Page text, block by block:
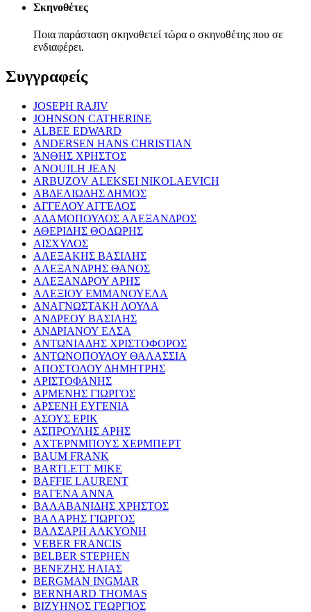
Σκηνοθέτες
Ποια παράσταση σκηνοθετεί τώρα ο σκηνοθέτης που σε
ενδιαφέρει.
Συγγραφείς
JOSEPH RAJIV
JOHNSON CATHERINE
ALBEE EDWARD
ANDERSEN HANS CHRISTIAN
ΆΝΘΗΣ ΧΡΗΣΤΟΣ
ANOUILH JEAN
ARBUZOV ALEKSEI NIKOLAEVICH
ΑΒΔΕΛΙΩΔΗΣ ΔΗΜΟΣ
ΑΓΓΕΛΟΥ ΑΓΓΕΛΟΣ
ΑΔΑΜΟΠΟΥΛΟΣ ΑΛΕΞΑΝΔΡΟΣ
ΑΘΕΡΙΔΗΣ ΘΟΔΩΡΗΣ
ΑΙΣΧΥΛΟΣ
ΑΛΕΞΑΚΗΣ ΒΑΣΙΛΗΣ
ΑΛΕΞΑΝΔΡΗΣ ΘΑΝΟΣ
ΑΛΕΞΑΝΔΡΟΥ ΑΡΗΣ
ΑΛΕΞΙΟΥ ΕΜΜΑΝΟΥΕΛΑ
ΑΝΑΓΝΩΣΤΑΚΗ ΛΟΥΛΑ
ΑΝΔΡΕΟΥ ΒΑΣΙΛΗΣ
ΑΝΔΡΙΑΝΟΥ ΕΛΣΑ
ΑΝΤΩΝΙΑΔΗΣ ΧΡΙΣΤΟΦΟΡΟΣ
ΑΝΤΩΝΟΠΟΥΛΟΥ ΘΑΛΑΣΣΙΑ
ΑΠΟΣΤΟΛΟΥ ΔΗΜΗΤΡΗΣ
ΑΡΙΣΤΟΦΑΝΗΣ
ΑΡΜΕΝΗΣ ΓΙΩΡΓΟΣ
ΑΡΣΕΝΗ ΕΥΓΕΝΙΑ
ΑΣΟΥΣ ΕΡΙΚ
ΑΣΠΡΟΥΛΗΣ ΑΡΗΣ
ΑΧΤΕΡΝΜΠΟΥΣ ΧΕΡΜΠΕΡΤ
BAUM FRANK
BARTLETT MIKE
BAFFIE LAURENT
ΒΑΓΕΝΑ ΑΝΝΑ
ΒΑΛΑΒΑΝΙΔΗΣ ΧΡΗΣΤΟΣ
ΒΑΛΑΡΗΣ ΓΙΩΡΓΟΣ
ΒΑΛΣΑΡΗ ΑΛΚΥΟΝΗ
VEBER FRANCIS
BELBER STEPHEN
ΒΕΝΕΖΗΣ ΗΛΙΑΣ
BERGMAN INGMAR
BERNHARD THOMAS
ΒΙΖΥΗΝΟΣ ΓΕΩΡΓΙΟΣ